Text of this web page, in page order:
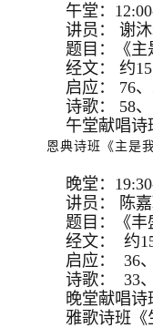
午堂：12:00-
讲员：
谢
题目：
《
经文：
约
启应：
76
诗歌：
58
午堂献唱诗
恩典诗班《主是
晚堂：19:30-
讲员： 陈嘉
题目：《丰盛
经文： 约
启应： 36、
诗歌： 33、
晚堂献唱诗
雅歌诗班《生